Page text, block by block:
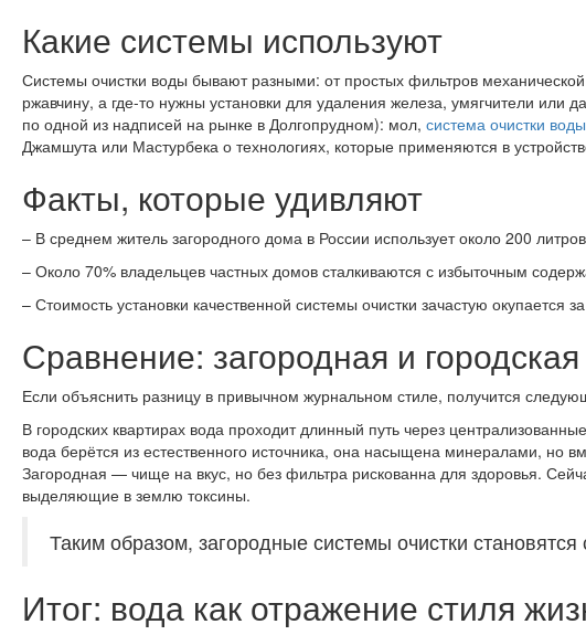
Какие системы используют
Системы очистки воды бывают разными: от простых фильтров
ржавчину, а где-то нужны установки для удаления железа, умягчители
по одной из надписей на рынке в Долгопрудном): мол, система очистки
Джамшута или Мастурбека о технологиях, которые применяются в
Факты, которые удивляют
– В среднем житель загородного дома в России использует около 200
– Около 70% владельцев частных домов сталкиваются с избыточным
– Стоимость установки качественной системы очистки зачастую окупается
Сравнение: загородная и
Если объяснить разницу в привычном журнальном стиле, получится
В городских квартирах вода проходит длинный путь через
вода берётся из естественного источника, она насыщена минералами, но
Загородная — чище на вкус, но без фильтра рискованна для здоровья.
выделяющие в землю токсины.
Таким образом, загородные системы очистки
Итог: вода как отражение стиля